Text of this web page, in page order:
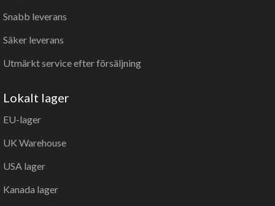
Snabb leverans
Säker leverans
Utmärkt service efter försäljning
Lokalt lager
EU-lager
UK Warehouse
USA lager
Kanada lager